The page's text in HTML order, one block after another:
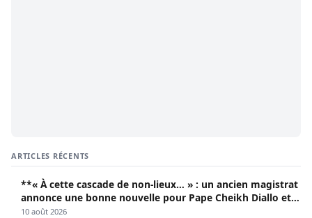
ARTICLES RÉCENTS
**« À cette cascade de non-lieux… » : un ancien magistrat
annonce une bonne nouvelle pour Pape Cheikh Diallo et
Cie**
10 août 2026